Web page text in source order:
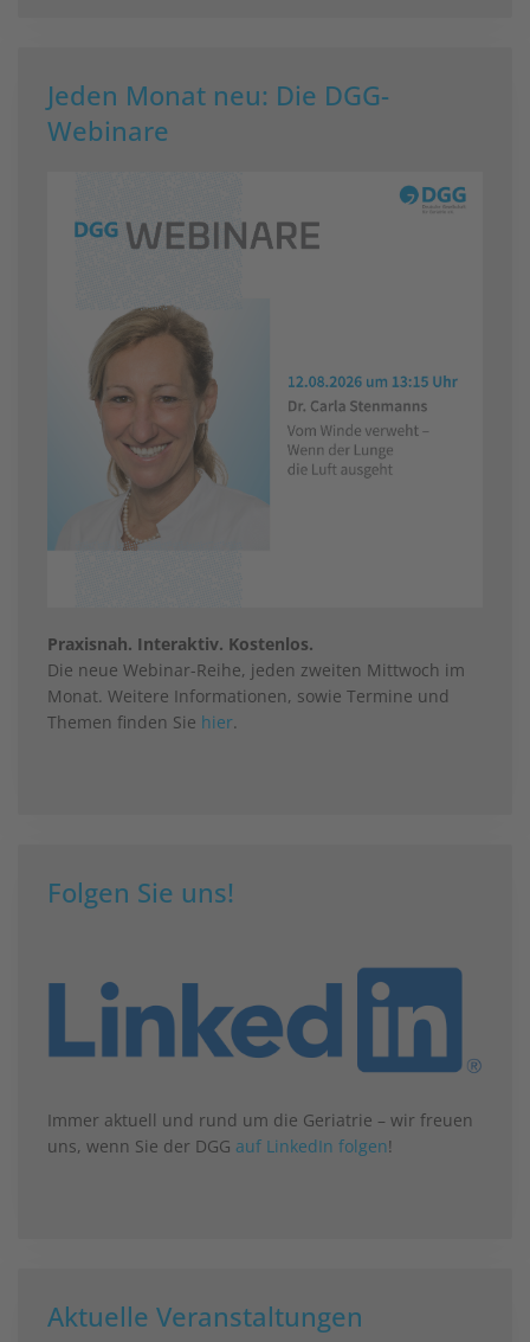
Jeden Monat neu: Die DGG-
Webinare
Praxisnah. Interaktiv. Kostenlos.
Die neue Webinar-Reihe, jeden zweiten Mittwoch im
Monat. Weitere Informationen, sowie Termine und
Themen finden Sie hier.
Folgen Sie uns!
Immer aktuell und rund um die Geriatrie – wir freuen
uns, wenn Sie der DGG auf LinkedIn folgen!
Aktuelle Veranstaltungen